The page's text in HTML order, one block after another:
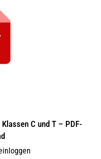
C und T – PDF-